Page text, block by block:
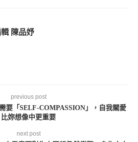
陳品妤
previous post
要「SELF-COMPASSION」，自我關愛
比妳想像中更重要
next post